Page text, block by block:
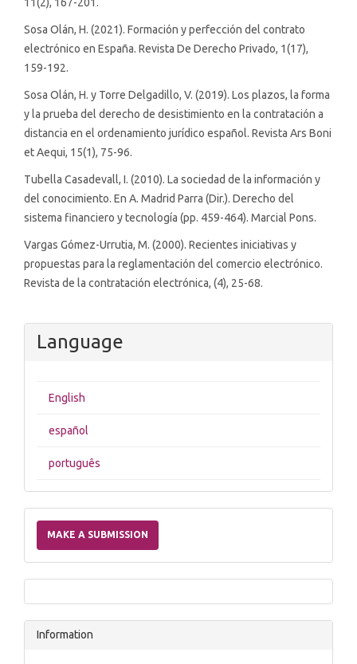
Sosa Olán, H. (2021). Formación y perfección del contrato
electrónico en España. Revista De Derecho Privado, 1(17),
159-192.
Sosa Olán, H. y Torre Delgadillo, V. (2019). Los plazos, la forma
y la prueba del derecho de desistimiento en la contratación a
distancia en el ordenamiento jurídico español. Revista Ars Boni
et Aequi, 15(1), 75-96.
Tubella Casadevall, I. (2010). La sociedad de la información y
del conocimiento. En A. Madrid Parra (Dir.). Derecho del
sistema financiero y tecnología (pp. 459-464). Marcial Pons.
Vargas Gómez-Urrutia, M. (2000). Recientes iniciativas y
propuestas para la reglamentación del comercio electrónico.
Revista de la contratación electrónica, (4), 25-68.
Language
English
español
português
Make
a
Submission
MAKE A SUBMISSION
Information